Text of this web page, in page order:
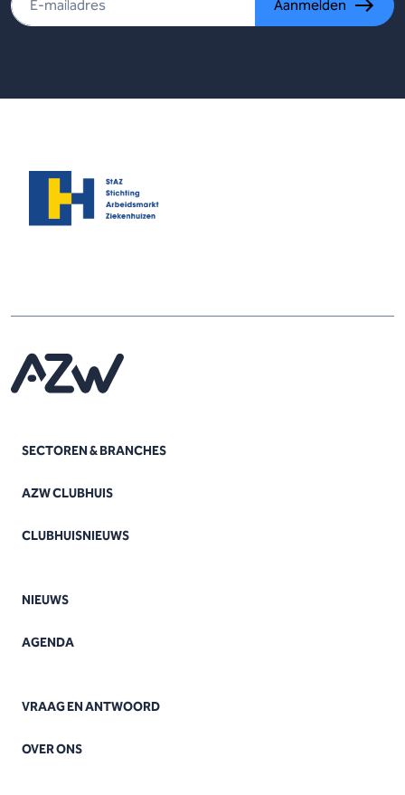
Aanmelden
SECTOREN & BRANCHES
AZW CLUBHUIS
CLUBHUISNIEUWS
NIEUWS
AGENDA
VRAAG EN ANTWOORD
OVER ONS